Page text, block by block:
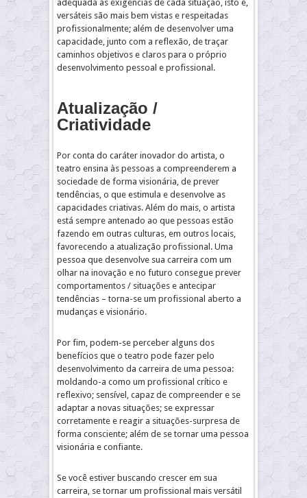
adequada às exigências de cada situação, isto é,
versáteis são mais bem vistas e respeitadas
profissionalmente; além de desenvolver uma
capacidade, junto com a reflexão, de traçar
caminhos objetivos e claros para o próprio
desenvolvimento pessoal e profissional.
Atualização /
Criatividade
Por conta do caráter inovador do artista, o
teatro ensina às pessoas a compreenderem a
sociedade de forma visionária, de prever
tendências, o que estimula e desenvolve as
capacidades criativas. Além do mais, o artista
está sempre antenado ao que pessoas estão
fazendo em outras culturas, em outros locais,
favorecendo a atualização profissional. Uma
pessoa que desenvolve sua carreira com um
olhar na inovação e no futuro consegue prever
comportamentos / situações e antecipar
tendências – torna-se um profissional aberto a
mudanças e visionário.
Por fim, podem-se perceber alguns dos
benefícios que o teatro pode fazer pelo
desenvolvimento da carreira de uma pessoa:
moldando-a como um profissional crítico e
reflexivo; sensível, capaz de compreender e se
adaptar a novas situações; se expressar
corretamente e reagir a situações-surpresa de
forma consciente; além de se tornar uma pessoa
visionária e confiante.
Se você estiver buscando crescer em sua
carreira, se tornar um profissional mais versátil